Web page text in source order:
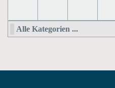
Alle Kategorien ...